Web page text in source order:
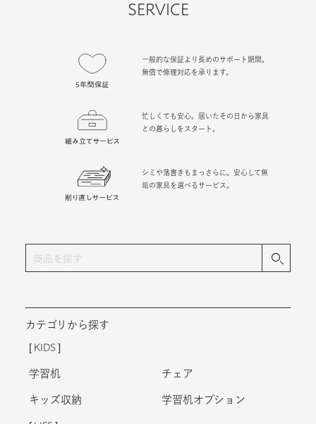
SERVICE
一般的な保証より長めのサポート期間。
無償で修理対応を承ります。
忙しくても安心。届いたその日から家具
との暮らしをスタート。
シミや落書きもまっさらに。安心して無
垢の家具を選べるサービス。
カテゴリから探す
KIDS
学習机 チェア
キッズ収納 学習机オプション